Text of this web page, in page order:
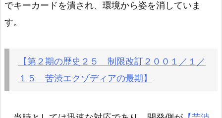
でキーカードを潰され、環境から姿を消していま
す。
【第２期の歴史２５ 制限改訂２００１／１／
１５ 苦渋エクゾディアの最期】